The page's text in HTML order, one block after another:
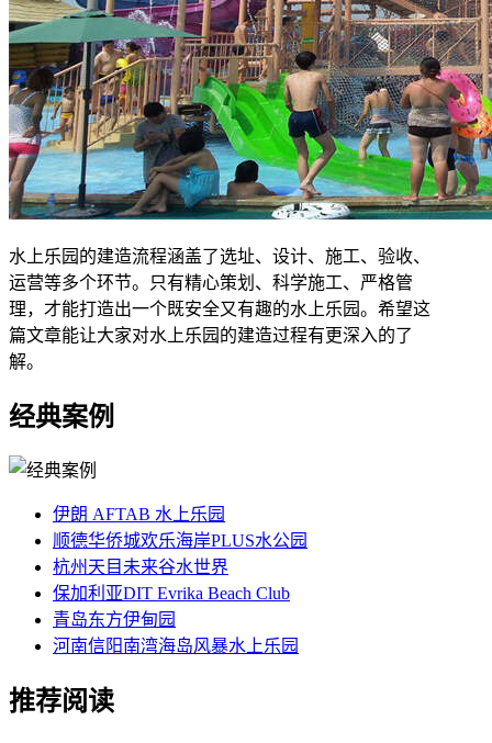
水上乐园的建造流程涵盖了选址、设计、施工、验收、
运营等多个环节。只有精心策划、科学施工、严格管
理，才能打造出一个既安全又有趣的水上乐园。希望这
篇文章能让大家对水上乐园的建造过程有更深入的了
解。
经典案例
伊朗 AFTAB 水上乐园
顺德华侨城欢乐海岸PLUS水公园
杭州天目未来谷水世界
保加利亚DIT Evrika Beach Club
青岛东方伊甸园
河南信阳南湾海岛风暴水上乐园
推荐阅读